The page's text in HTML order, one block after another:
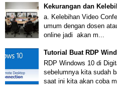
Kekurangan dan
a. Kelebihan Video
umum dengan dosen
online jadi akan m...
Tutorial Buat RDP
RDP Windows 10 di
sebelumnya kita sudah
saat ini kita akan coba